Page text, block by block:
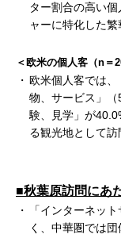
ター割合の高い
ャーに特化した
＜欧米の個人客（n＝
・ 欧米個人客では
物、サービス」
験、見学」が
る観光地として
■秋葉原訪問にあ
・
「インターネッ
く、中華圏では